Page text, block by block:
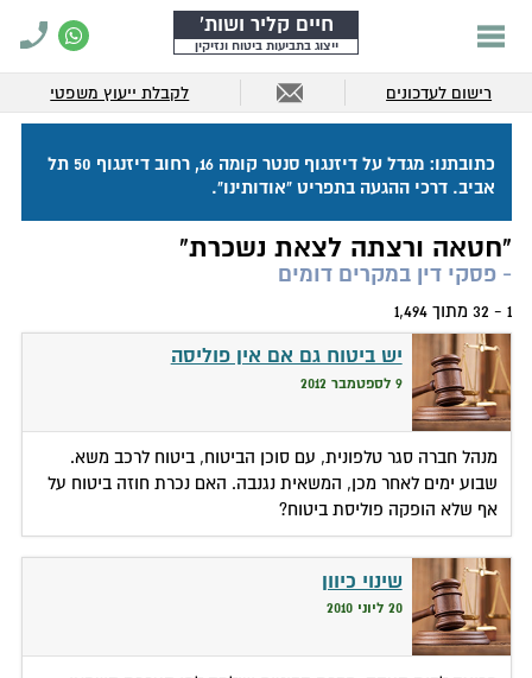
חיים קליר ושות'
ייצוג בתביעות ביטוח ונזיקין
רישום לעדכונים לקבלת ייעוץ משפטי
כתובתנו: מגדל על דיזנגוף סנטר קומה 16, רחוב דיזנגוף 50 תל
אביב. דרכי ההגעה בתפריט "אודותינו".
"חטאה ורצתה לצאת נשכרת"
- פסקי דין במקרים דומים
1 - 32 מתוך 1,494
יש ביטוח גם אם אין פוליסה
9 לספטמבר 2012
מנהל חברה סגר טלפונית, עם סוכן הביטוח, ביטוח לרכב משא.
שבוע ימים לאחר מכן, המשאית נגנבה. האם נכרת חוזה ביטוח על
אף שלא הופקה פוליסת ביטוח?
שינוי כיוון
20 ליוני 2010